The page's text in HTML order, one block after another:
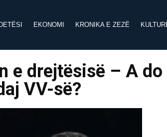
EKONOMI KRONIKA E ZEZË
e drejtësisë – A do
VV-së?